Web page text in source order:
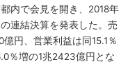
内で会見を開き、2018年
連結決算を発表した。売
円、営業利益は同15.1％
％増の1兆2423億円とな